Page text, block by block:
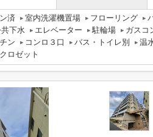
済 室内洗濯機置場 フローリング
下水 エレベーター 駐輪場 ガスコ
ン
コンロ３口 バス・トイレ別 温
ロゼット